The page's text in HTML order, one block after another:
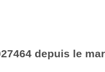
depuis le